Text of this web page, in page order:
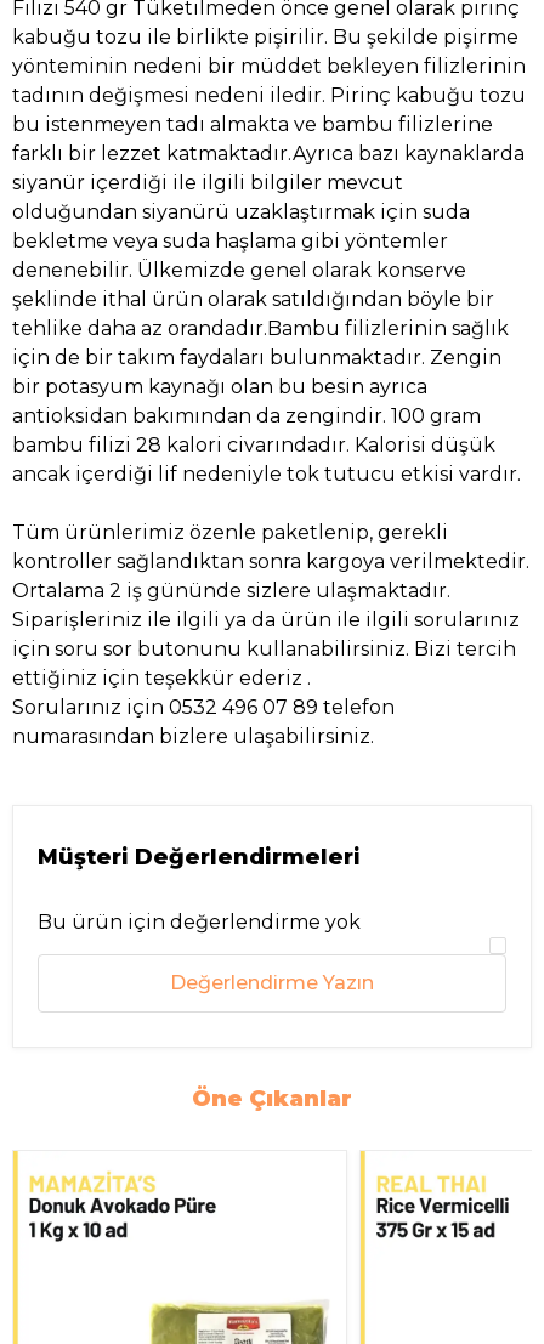
Filizi 540 gr Tüketilmeden önce genel olarak pirinç
kabuğu tozu ile birlikte pişirilir. Bu şekilde pişirme
yönteminin nedeni bir müddet bekleyen filizlerinin
tadının değişmesi nedeni iledir. Pirinç kabuğu tozu
bu istenmeyen tadı almakta ve bambu filizlerine
farklı bir lezzet katmaktadır.Ayrıca bazı kaynaklarda
siyanür içerdiği ile ilgili bilgiler mevcut
olduğundan siyanürü uzaklaştırmak için suda
bekletme veya suda haşlama gibi yöntemler
denenebilir. Ülkemizde genel olarak konserve
şeklinde ithal ürün olarak satıldığından böyle bir
tehlike daha az orandadır.Bambu filizlerinin sağlık
için de bir takım faydaları bulunmaktadır. Zengin
bir potasyum kaynağı olan bu besin ayrıca
antioksidan bakımından da zengindir. 100 gram
bambu filizi 28 kalori civarındadır. Kalorisi düşük
ancak içerdiği lif nedeniyle tok tutucu etkisi vardır.
Tüm ürünlerimiz özenle paketlenip, gerekli
kontroller sağlandıktan sonra kargoya verilmektedir.
Ortalama 2 iş gününde sizlere ulaşmaktadır.
Siparişleriniz ile ilgili ya da ürün ile ilgili sorularınız
için soru sor butonunu kullanabilirsiniz. Bizi tercih
ettiğiniz için teşekkür ederiz .
Sorularınız için 0532 496 07 89 telefon
numarasından bizlere ulaşabilirsiniz.
Müşteri Değerlendirmeleri
Bu ürün için değerlendirme yok
Değerlendirme Yazın
Öne Çıkanlar